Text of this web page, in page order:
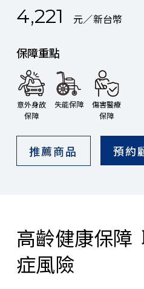
4,221 元／新台幣
保障重點
意外身故
保障
失能保障
傷害醫療
保障
推薦商品 預約
高齡健康保障
症風險